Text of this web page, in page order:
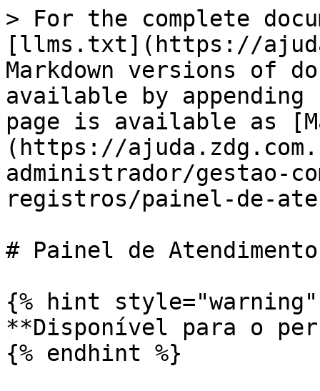
> For the complete
[llms.txt](https://
Markdown versions of
available by
page is available as
(https://
administrador/gestao-
registros/painel-de-
# Painel de
{% hint style="warning"
**Disponível para o
{% endhint %}